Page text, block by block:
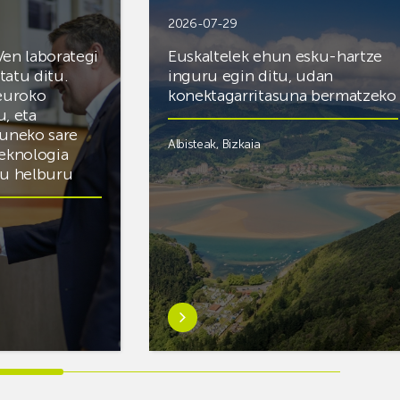
laborategi
ditu.
eta
sare
helburu
2026-07-29
Euskaltelek ehun esku-hartze
inguru egin ditu, udan
konektagarritasuna bermatzeko
Albisteak, Bizkaia
Ezagutu
gehiago:Euskaltelek
ehun
esku-